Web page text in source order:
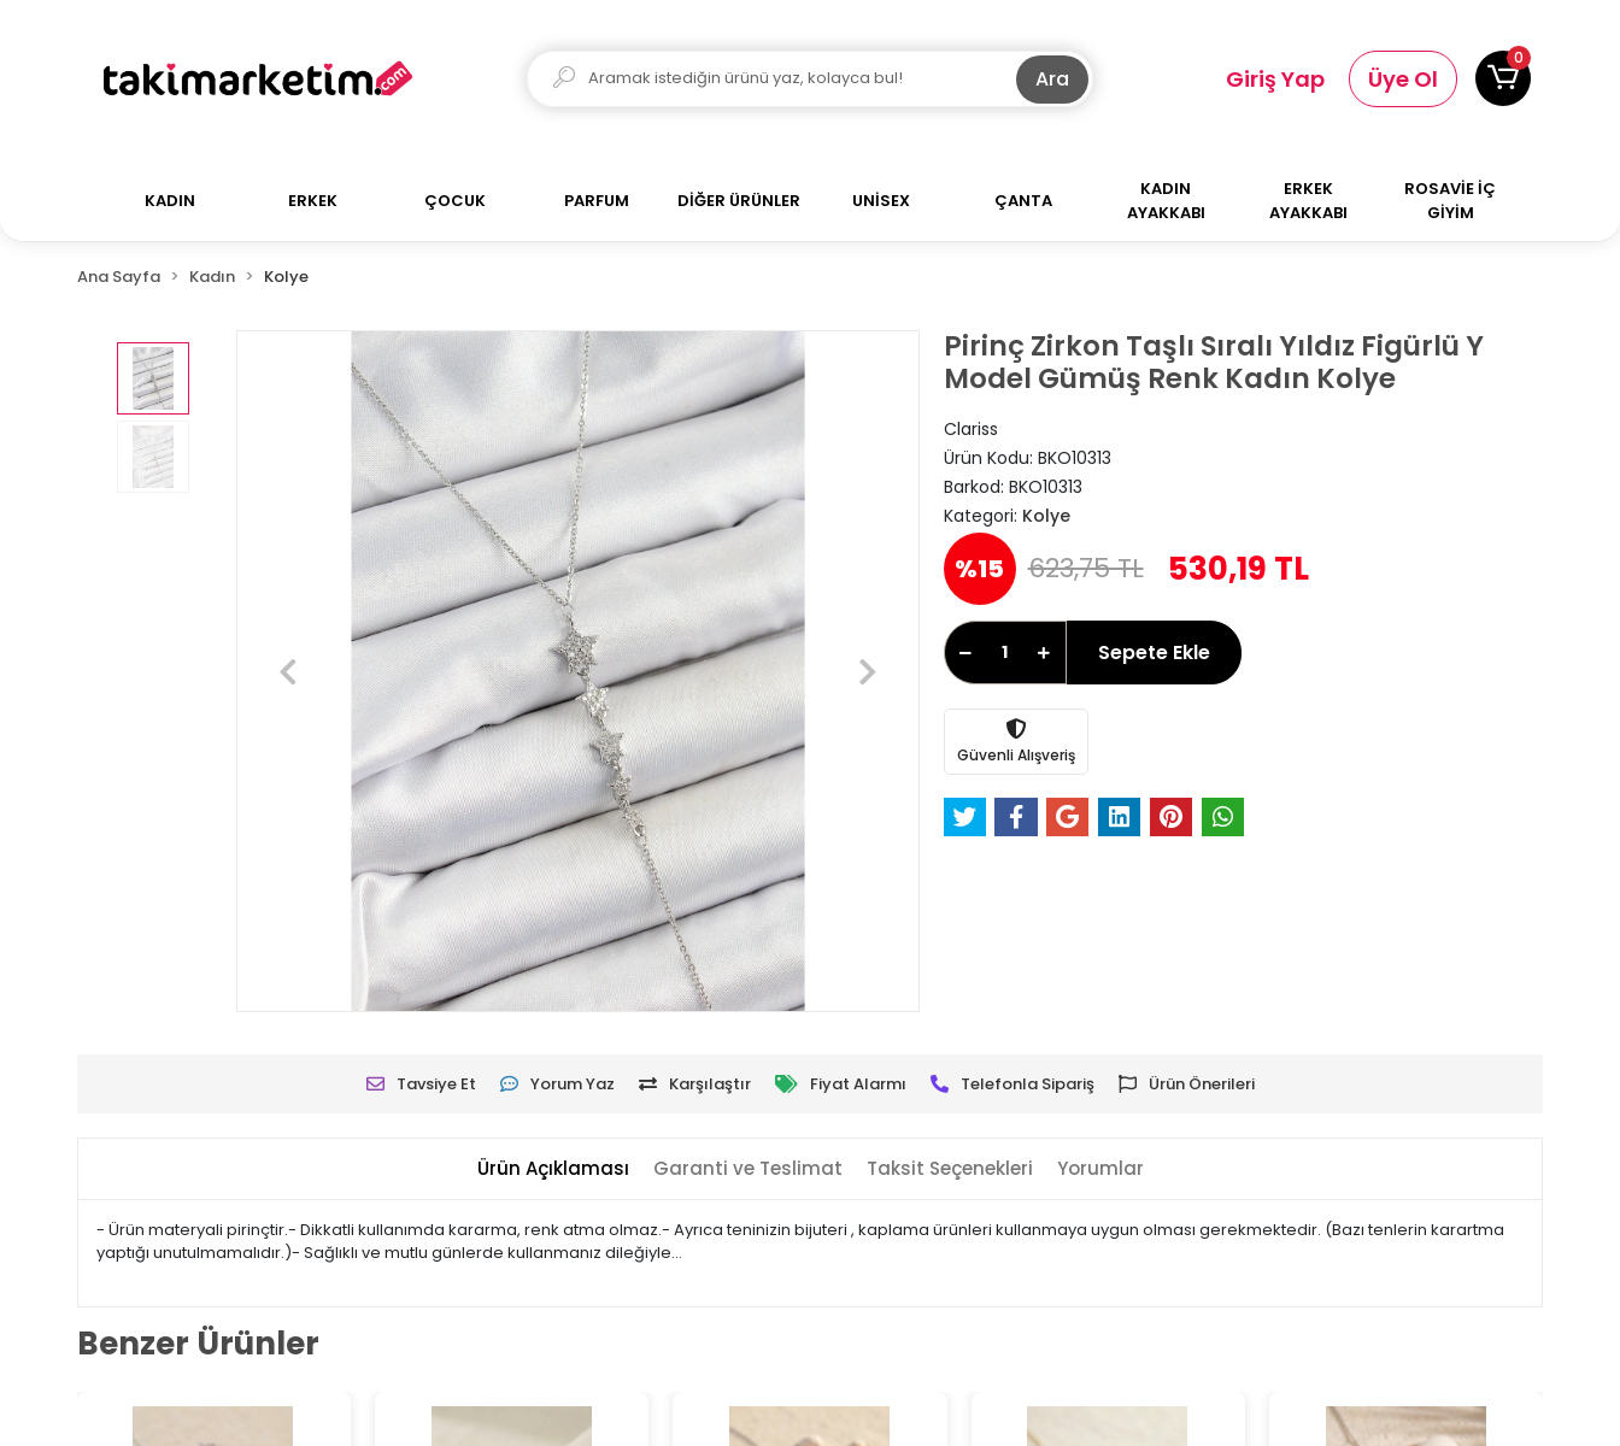
Ara Giriş Yap Üye Ol
0
KADIN ERKEK ÇOCUK PARFUM DİĞER ÜRÜNLER UNİSEX ÇANTA
KADIN
AYAKKABI
ERKEK
AYAKKABI
ROSAVİE İÇ
GİYİM
Ana Sayfa Kadın Kolye
Pirinç Zirkon Taşlı Sıralı Yıldız Figürlü Y
Model Gümüş Renk Kadın Kolye
Clariss
Ürün Kodu: BKO10313
Barkod: BKO10313
Kategori: Kolye
%15 623,75 TL 530,19 TL
Sepete Ekle
Güvenli Alışveriş
Tavsiye Et Yorum Yaz Karşılaştır Fiyat Alarmı Telefonla Sipariş Ürün Önerileri
Ürün Açıklaması Garanti ve Teslimat Taksit Seçenekleri Yorumlar
- Ürün materyali pirinçtir.- Dikkatli kullanımda kararma, renk atma olmaz.- Ayrıca teninizin bijuteri , kaplama ürünleri kullanmaya uygun olması gerekmektedir. (Bazı tenlerin karartma
yaptığı unutulmamalıdır.)- Sağlıklı ve mutlu günlerde kullanmanız dileğiyle…
Benzer Ürünler